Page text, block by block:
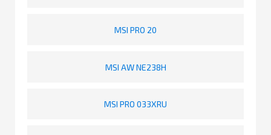
MSI PRO 20
MSI AW NE238H
MSI PRO 033XRU